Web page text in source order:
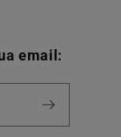
email: